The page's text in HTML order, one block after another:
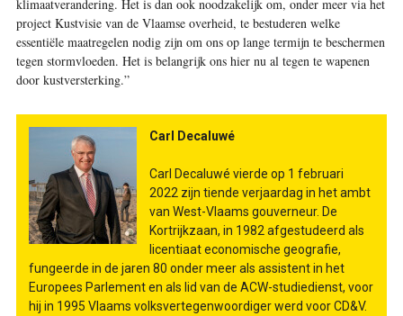
klimaatverandering. Het is dan ook noodzakelijk om, onder meer via het
project Kustvisie van de Vlaamse overheid, te bestuderen welke
essentiële maatregelen nodig zijn om ons op lange termijn te beschermen
tegen stormvloeden. Het is belangrijk ons hier nu al tegen te wapenen
door kustversterking.”
Carl Decaluwé
Carl Decaluwé vierde op 1 februari
2022 zijn tiende verjaardag in het ambt
van West-Vlaams gouverneur. De
Kortrijkzaan, in 1982 afgestudeerd als
licentiaat economische geografie,
fungeerde in de jaren 80 onder meer als assistent in het
Europees Parlement en als lid van de ACW-studiedienst, voor
hij in 1995 Vlaams volksvertegenwoordiger werd voor CD&V.